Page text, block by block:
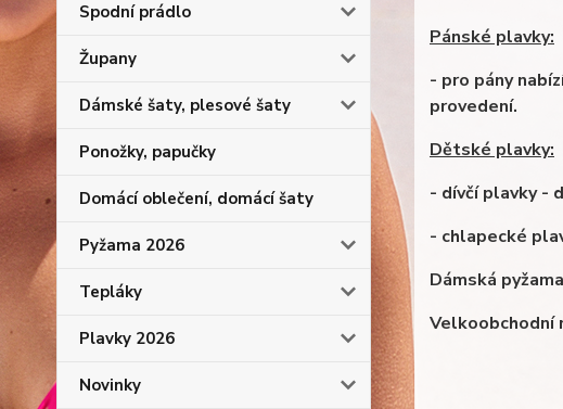
Spodní prádlo
Župany
Dámské šaty, plesové šaty
Ponožky, papučky
Domácí oblečení, domácí šaty
Pyžama 2026
Tepláky
Plavky 2026
Novinky
Pánské plavky:
- pro pány
provedení.
Dětské plavky:
- dívčí plavky -
- chlapecké
Dámská
Velkoobchodní